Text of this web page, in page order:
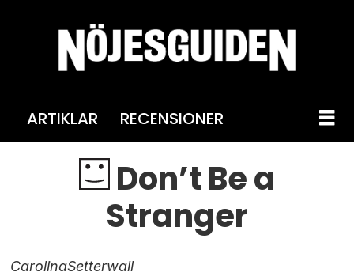
ARTIKLAR RECENSIONER
Don’t Be a
Stranger
CarolinaSetterwall